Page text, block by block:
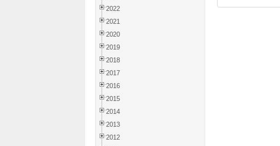
2022
2021
2020
2019
2018
2017
2016
2015
2014
2013
2012